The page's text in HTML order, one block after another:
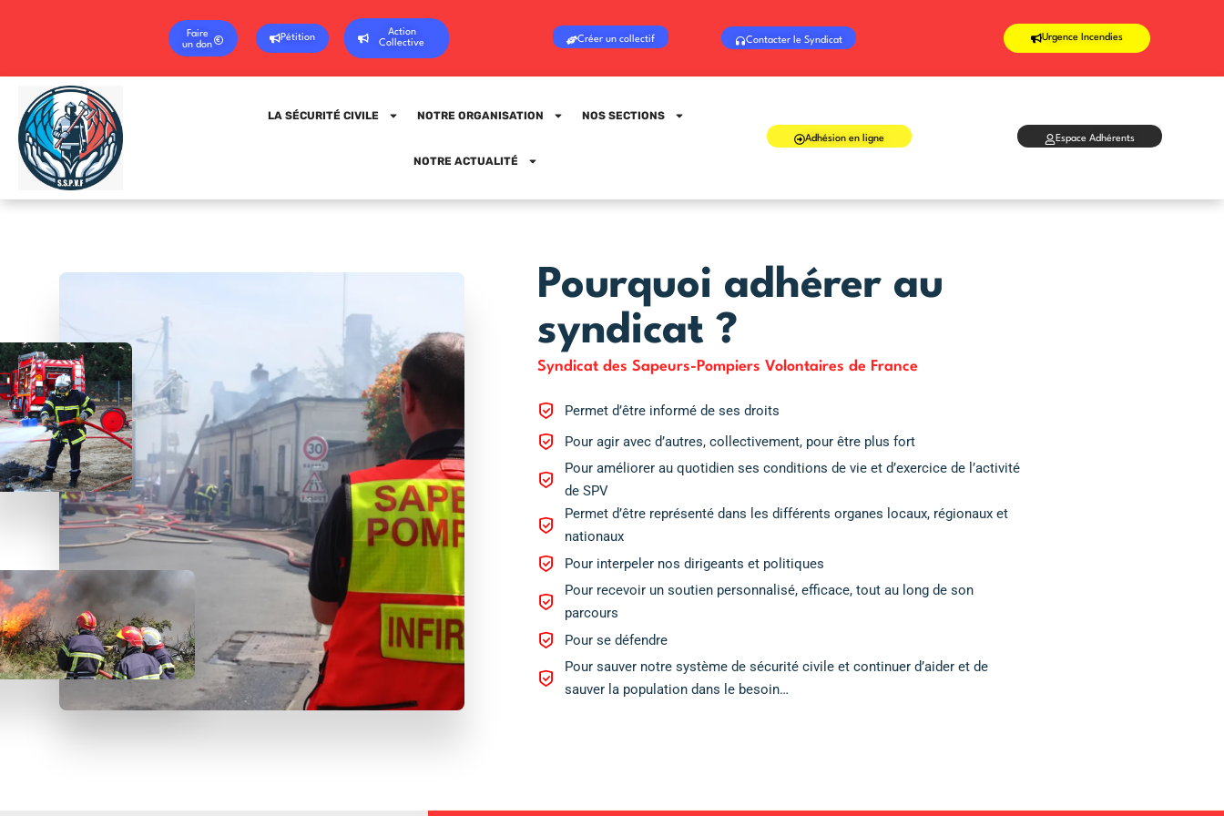
Faire
un don
Pétition
Action
Collective
Créer un collectif Contacter le Syndicat Urgence Incendies
LA SÉCURITÉ CIVILE NOTRE ORGANISATION NOS SECTIONS
NOTRE ACTUALITÉ
Adhésion en ligne Espace Adhérents
Pourquoi adhérer au
syndicat ?
Syndicat des Sapeurs-Pompiers Volontaires de France
Permet d’être informé de ses droits
Pour agir avec d’autres, collectivement, pour être plus fort
Pour améliorer au quotidien ses conditions de vie et d’exercice de l’activité
de SPV
Permet d’être représenté dans les différents organes locaux, régionaux et
nationaux
Pour interpeler nos dirigeants et politiques
Pour recevoir un soutien personnalisé, efficace, tout au long de son
parcours
Pour se défendre
Pour sauver notre système de sécurité civile et continuer d’aider et de
sauver la population dans le besoin…
Sign in
Don’t have an account? Sign up
Remember me Lost your password?